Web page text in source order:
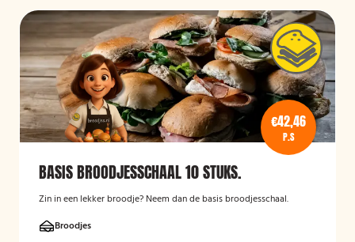
€42,46
P.S
BASIS BROODJESSCHAAL 10 STUKS.
Zin in een lekker broodje? Neem dan de basis broodjesschaal.
Broodjes